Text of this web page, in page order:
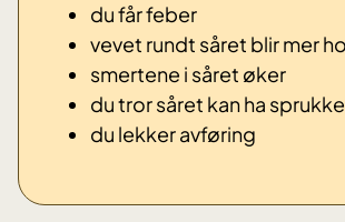
du får feber
vevet rundt såret blir mer
smertene i såret øker
du tror såret kan ha
du lekker avføring